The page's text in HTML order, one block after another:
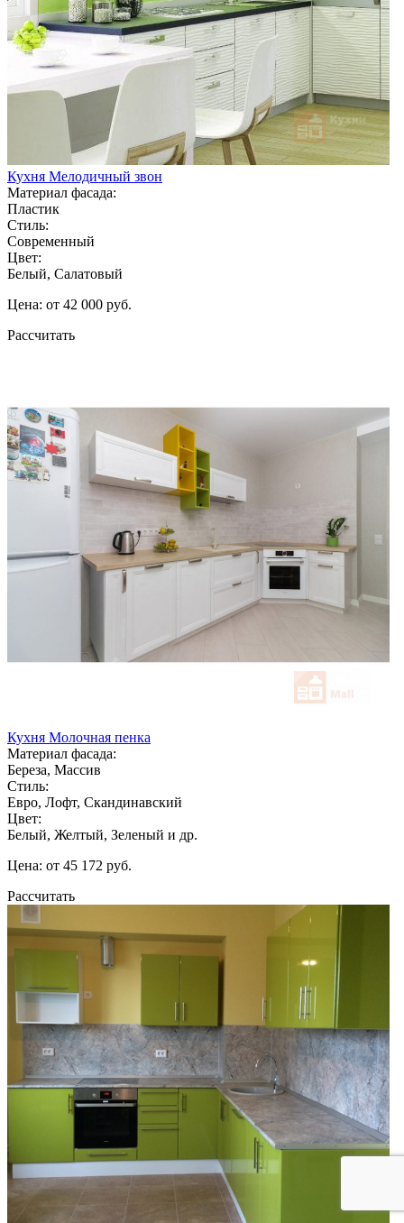
Кухня Мелодичный звон
Материал фасада:
Пластик
Стиль:
Современный
Цвет:
Белый, Салатовый
Цена: от 42 000 руб.
Рассчитать
Кухня Молочная пенка
Материал фасада:
Береза, Массив
Стиль:
Евро, Лофт, Скандинавский
Цвет:
Белый, Желтый, Зеленый и др.
Цена: от 45 172 руб.
Рассчитать